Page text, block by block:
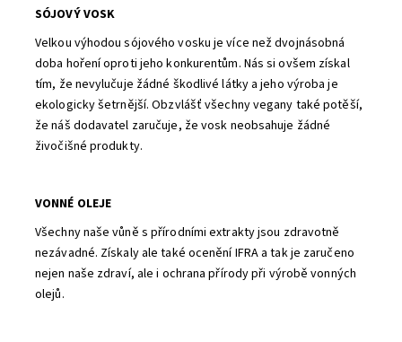
SÓJOVÝ VOSK
Velkou výhodou sójového vosku je více než dvojnásobná
doba hoření oproti jeho konkurentům. Nás si ovšem získal
tím, že nevylučuje žádné škodlivé látky a jeho výroba je
ekologicky šetrnější. Obzvlášť všechny vegany také potěší,
že náš dodavatel zaručuje, že vosk neobsahuje žádné
živočišné produkty.
VONNÉ OLEJE
Všechny naše vůně s přírodními extrakty jsou zdravotně
nezávadné. Získaly ale také ocenění IFRA a tak je zaručeno
nejen naše zdraví, ale i ochrana přírody při výrobě vonných
olejů.